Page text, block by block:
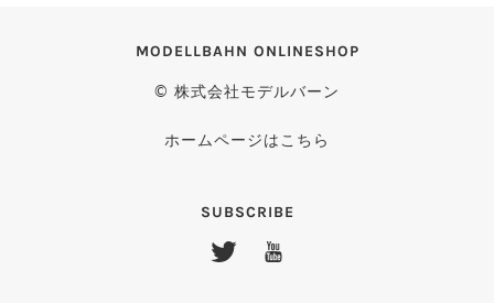
MODELLBAHN ONLINESHOP
© 株式会社モデルバーン
ホームページはこちら
SUBSCRIBE